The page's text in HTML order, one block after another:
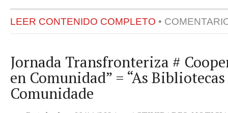
LEER CONTENIDO COMPLETO •
Jornada Transfronteriza #
en Comunidad” = “As
Comunidade